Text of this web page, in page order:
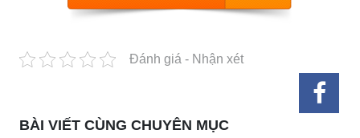
Đánh giá - Nhận xét
BÀI VIẾT CÙNG CHUYÊN MỤC